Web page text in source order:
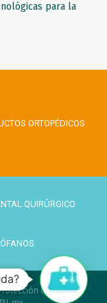
para la
ORTOPÉDICOS
QUIRÚRGICO
de datos